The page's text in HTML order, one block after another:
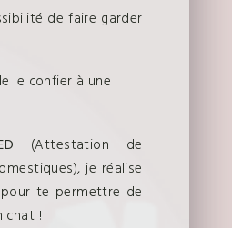
de faire garder
le confier à une
(Attestation de
je réalise
te permettre de
chat !